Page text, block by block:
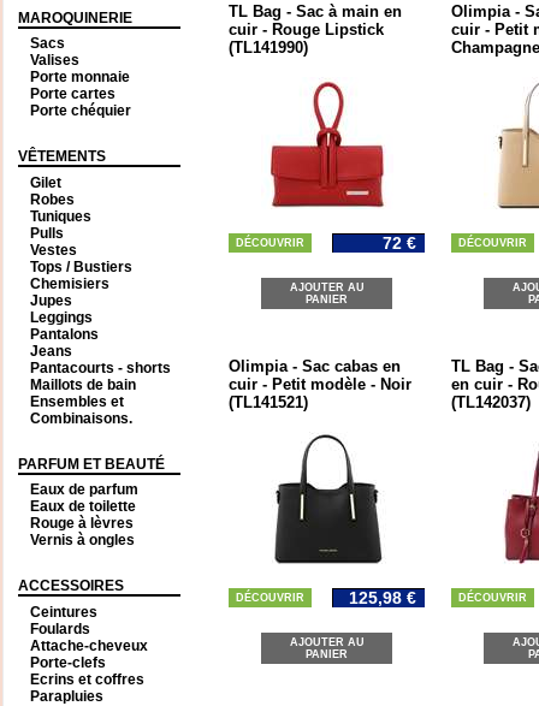
MAROQUINERIE
Sacs
Valises
Porte monnaie
Porte cartes
Porte chéquier
VÊTEMENTS
Gilet
Robes
Tuniques
Pulls
Vestes
Tops / Bustiers
Chemisiers
Jupes
Leggings
Pantalons
Jeans
Pantacourts - shorts
Maillots de bain
Ensembles et
Combinaisons.
PARFUM ET BEAUTÉ
Eaux de parfum
Eaux de toilette
Rouge à lèvres
Vernis à ongles
ACCESSOIRES
Ceintures
Foulards
Attache-cheveux
Porte-clefs
Ecrins et coffres
Parapluies
TL Bag - Sac à main en
cuir - Rouge Lipstick
(TL141990)
DÉCOUVRIR 72 €
AJOUTER AU
PANIER
Olimpia -
cuir - Petit
DÉCOUVRIR
Olimpia - Sac cabas en
cuir - Petit modèle - Noir
(TL141521)
DÉCOUVRIR 125,98 €
AJOUTER AU
PANIER
TL Bag -
en cuir -
(TL142037)
DÉCOUVRIR